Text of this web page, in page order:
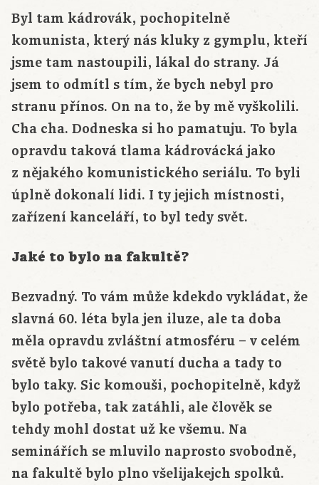
Byl tam kádrovák, pochopitelně
komunista, který nás kluky z gymplu, kteří
jsme tam nastoupili, lákal do strany. Já
jsem to odmítl s tím, že bych nebyl pro
stranu přínos. On na to, že by mě vyškolili.
Cha cha. Dodneska si ho pamatuju. To byla
opravdu taková tlama kádrovácká jako
z nějakého komunistického seriálu. To byli
úplně dokonalí lidi. I ty jejich místnosti,
zařízení kanceláří, to byl tedy svět.
Jaké to bylo na fakultě?
Bezvadný. To vám může kdekdo vykládat, že
slavná 60. léta byla jen iluze, ale ta doba
měla opravdu zvláštní atmosféru – v celém
světě bylo takové vanutí ducha a tady to
bylo taky. Sic komouši, pochopitelně, když
bylo potřeba, tak zatáhli, ale člověk se
tehdy mohl dostat už ke všemu. Na
seminářích se mluvilo naprosto svobodně,
na fakultě bylo plno všelijakejch spolků.